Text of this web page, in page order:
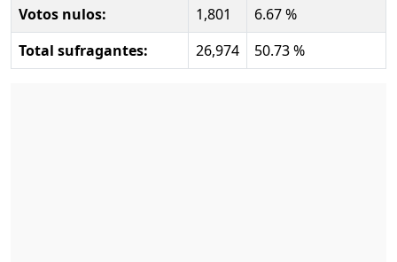
Votos nulos:
1,801
6.67 %
Total sufragantes:
26,974 50.73 %